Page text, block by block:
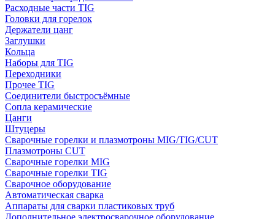
Расходные части TIG
Головки для горелок
Держатели цанг
Заглушки
Кольца
Наборы для TIG
Переходники
Прочее TIG
Соединители быстросъёмные
Сопла керамические
Цанги
Штуцеры
Сварочные горелки и плазмотроны MIG/TIG/CUT
Плазмотроны CUT
Сварочные горелки MIG
Сварочные горелки TIG
Сварочное оборудование
Автоматическая сварка
Аппараты для сварки пластиковых труб
Дополнительное электросварочное оборудование